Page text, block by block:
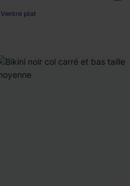
Ventre plat